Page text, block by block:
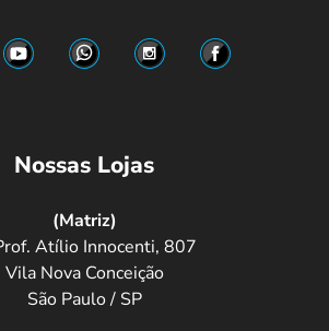
Nossas Lojas
(Matriz)
Atílio Innocenti, 807
Vila Nova Conceição
São Paulo / SP